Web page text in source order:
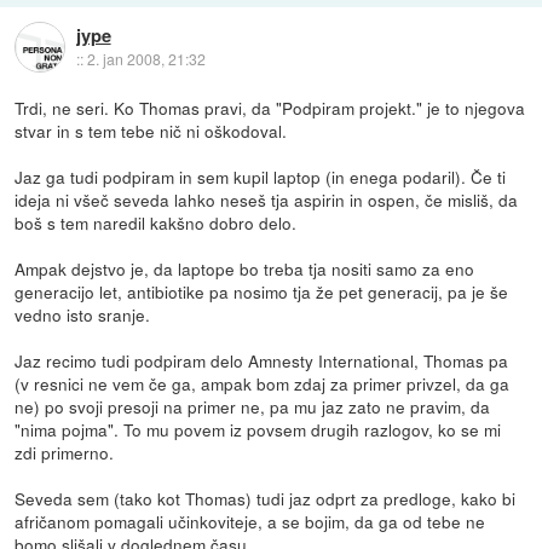
jype
::2. jan 2008, 21:32
Trdi, ne seri. Ko Thomas pravi, da "Podpiram projekt." je to njegova
stvar in s tem tebe nič ni oškodoval.
Jaz ga tudi podpiram in sem kupil laptop (in enega podaril). Če ti
ideja ni všeč seveda lahko neseš tja aspirin in ospen, če misliš, da
boš s tem naredil kakšno dobro delo.
Ampak dejstvo je, da laptope bo treba tja nositi samo za eno
generacijo let, antibiotike pa nosimo tja že pet generacij, pa je še
vedno isto sranje.
Jaz recimo tudi podpiram delo Amnesty International, Thomas pa
(v resnici ne vem če ga, ampak bom zdaj za primer privzel, da ga
ne) po svoji presoji na primer ne, pa mu jaz zato ne pravim, da
"nima pojma". To mu povem iz povsem drugih razlogov, ko se mi
zdi primerno.
Seveda sem (tako kot Thomas) tudi jaz odprt za predloge, kako bi
afričanom pomagali učinkoviteje, a se bojim, da ga od tebe ne
bomo slišali v doglednem času.